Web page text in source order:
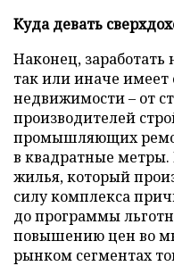
Куда девать
Наконец, заработать
так или иначе
недвижимости – от
производителей
промышляющих
в квадратные метры.
жилья, который
силу комплекса
до программы
повышению цен во
рынком сегментах